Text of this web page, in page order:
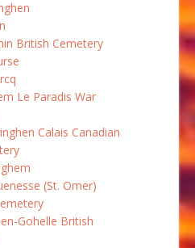
British Cemetery
Le Paradis War
Calais Canadian
(St. Omer)
Gohelle British